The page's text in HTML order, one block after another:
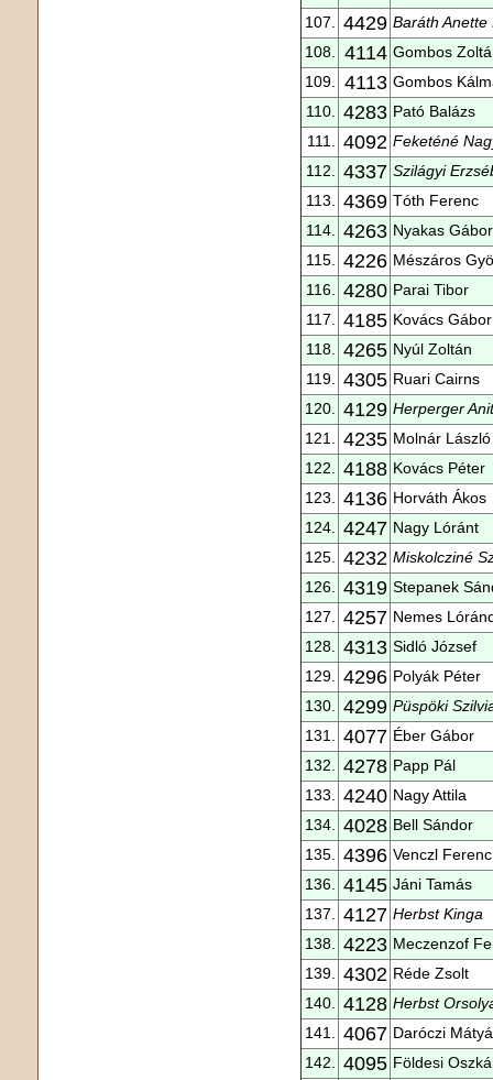
107.
4429 Baráth Anette
108.
4114 Gombos
109.
4113 Gombos
110.
4283 Pató Balázs
111.
4092 Feketéné
112.
4337 Szilágyi
113.
4369 Tóth Ferenc
114.
4263 Nyakas Gábor
115.
4226 Mészáros
116.
4280 Parai Tibor
117.
4185 Kovács Gábor
118.
4265 Nyúl Zoltán
119.
4305 Ruari Cairns
120.
4129 Herperger
121.
4235 Molnár László
122.
4188 Kovács Péter
123.
4136 Horváth Ákos
124.
4247 Nagy Lóránt
125.
4232 Miskolcziné
126.
4319 Stepanek
127.
4257 Nemes
128.
4313 Sidló József
129.
4296 Polyák Péter
130.
4299 Püspöki
131.
4077 Éber Gábor
132.
4278 Papp Pál
133.
4240 Nagy Attila
134.
4028 Bell Sándor
135.
4396 Venczl Ferenc
136.
4145 Jáni Tamás
137.
4127 Herbst Kinga
138.
4223 Meczenzof
139.
4302 Réde Zsolt
140.
4128 Herbst
141.
4067 Daróczi
142.
4095 Földesi